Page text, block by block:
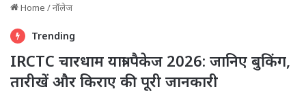
Home /नॉलेज
Trending
IRCTC चारधाम यात्रा पैकेज 2026: जानिए बुकिंग,
तारीखें और किराए की पूरी जानकारी